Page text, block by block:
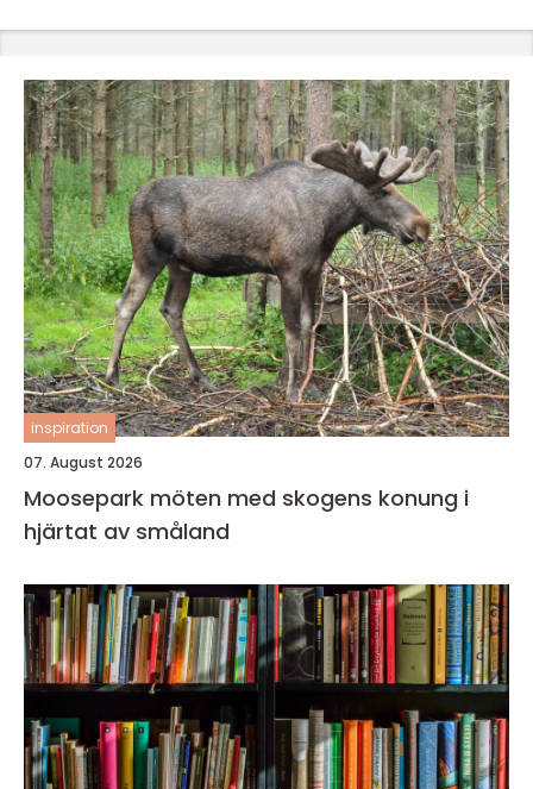
inspiration
07. August 2026
Moosepark möten med skogens konung i
hjärtat av småland